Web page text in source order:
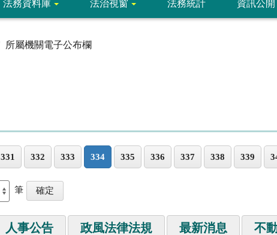
法務資料庫 法治視窗 法務統計 資訊公開
所屬機關電子公布欄
331 332 333 334 335 336 337 338 339
筆
人事公告 政風法律法規 最新消息 不